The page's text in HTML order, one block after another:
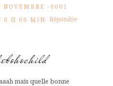
NOVEMBRE -0001
0 H 00 MIN Répondre
mais quelle bonne